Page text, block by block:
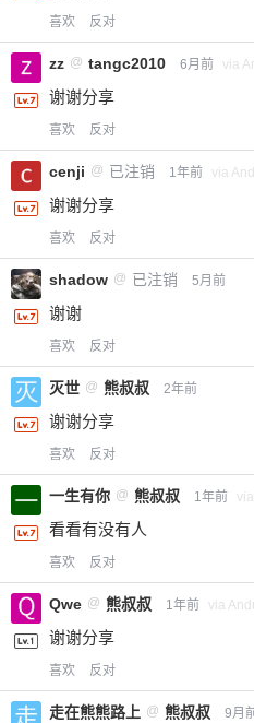
喜欢 反对
zz @ tangc2010 6月前 via
谢谢分享
喜欢 反对
cenji @ 已注销 1年前 via
谢谢分享
喜欢 反对
shadow @ 已注销 5月前
谢谢
喜欢 反对
灭世 @ 熊叔叔 2年前
谢谢分享
喜欢 反对
一生有你 @ 熊叔叔 1年前
看看有没有人
喜欢 反对
Qwe @ 熊叔叔 1年前 via
谢谢分享
喜欢 反对
走在熊熊路上 @ 熊叔叔 9月